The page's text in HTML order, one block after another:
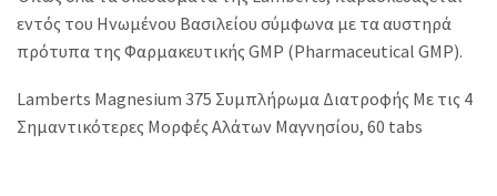
εντός του Ηνωμένου Βασιλείου σύμφωνα με τα αυστηρά
πρότυπα της Φαρμακευτικής GMP (Pharmaceutical GMP).
Lamberts Magnesium 375 Συμπλήρωμα Διατροφής Με τις 4
Σημαντικότερες Μορφές Αλάτων Μαγνησίου, 60 tabs